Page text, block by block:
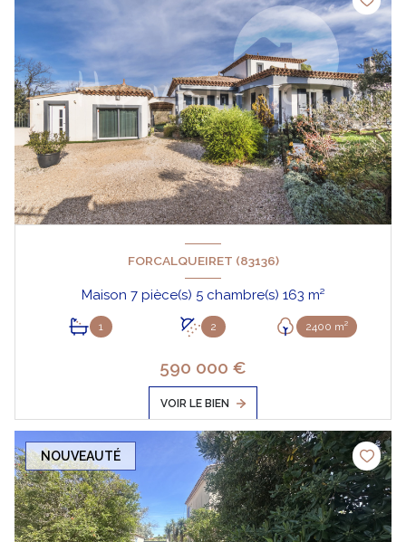
FORCALQUEIRET (83136)
Maison 7 pièce(s) 5 chambre(s) 163 m²
1 2 2400 m²
590 000 €
VOIR LE BIEN
NOUVEAUTÉ